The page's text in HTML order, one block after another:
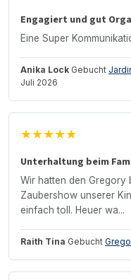
Engagiert und gut
Eine Super
Anika Lock Gebucht
Juli 2026
★★★★★
Unterhaltung beim
Wir hatten den Gregory
Zaubershow unserer
einfach toll. Heuer wa...
Raith Tina Gebucht